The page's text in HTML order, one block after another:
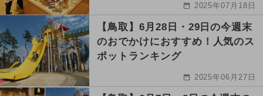
2025年07月18日
【鳥取】6月28日・29日の今週末
のおでかけにおすすめ！人気のス
ポットランキング
2025年06月27日